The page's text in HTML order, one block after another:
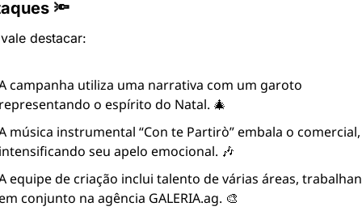
🔦
destacar:
campanha utiliza uma narrativa com um garoto
o espírito do Natal. 🎄
música instrumental “Con te Partirò” embala o comercial,
seu apelo emocional. 🎶
equipe de criação inclui talento de várias áreas,
conjunto na agência GALERIA.ag. 🎨